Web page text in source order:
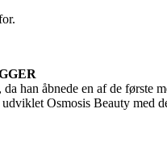
han åbnede en af ​​de
Osmosis Beauty